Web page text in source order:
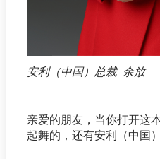
安利（中国）总裁 余放
亲爱的朋友，当你打开这
起舞的，还有安利（中国